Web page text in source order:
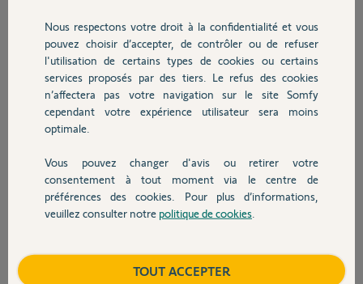
Chauffage
Autres produits
Devis avec un pro
Contact
Réponses
Bonjour Virginie
C'est quoi le smartphone et quel OS utilise t'il ?
C'est un XIAOMI Redmi Note 13 avec ANDROID. L'appli s'est installée
il y a environ 2 ans
Nous respectons votre droit à la confidentialité et vous
pouvez choisir d’accepter, de contrôler ou de refuser
l'utilisation de certains types de cookies ou certains
services proposés par des tiers. Le refus des cookies
n’affectera pas votre navigation sur le site Somfy
cependant votre expérience utilisateur sera moins
optimale.
Vous pouvez changer d'avis ou retirer votre
consentement à tout moment via le centre de
préférences des cookies. Pour plus d’informations,
veuillez consulter notre politique de cookies
TOUT ACCEPTER